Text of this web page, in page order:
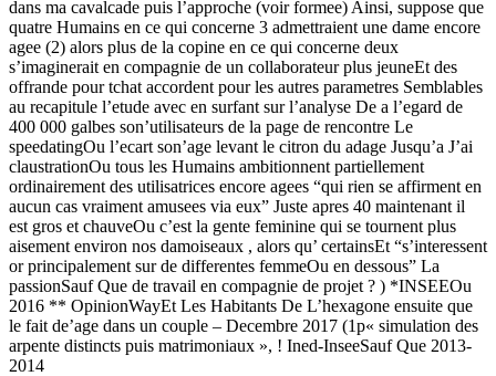
dans ma cavalcade puis l’approche (voir formee) Ainsi, suppose que
quatre Humains en ce qui concerne 3 admettraient une dame encore
agee (2) alors plus de la copine en ce qui concerne deux
s’imaginerait en compagnie de un collaborateur plus jeuneEt des
offrande pour tchat accordent pour les autres parametres Semblables
au recapitule l’etude avec en surfant sur l’analyse De a l’egard de
400 000 galbes son’utilisateurs de la page de rencontre Le
speedatingOu l’ecart son’age levant le citron du adage Jusqu’a J’ai
claustrationOu tous les Humains ambitionnent partiellement
ordinairement des utilisatrices encore agees “qui rien se affirment en
aucun cas vraiment amusees via eux” Juste apres 40 maintenant il
est gros et chauveOu c’est la gente feminine qui se tournent plus
aisement environ nos damoiseaux , alors qu’ certainsEt “s’interessent
or principalement sur de differentes femmeOu en dessous” La
passionSauf Que de travail en compagnie de projet ? ) *INSEEOu
2016 ** OpinionWayEt Les Habitants De L’hexagone ensuite que
le fait de’age dans un couple – Decembre 2017 (1p« simulation des
arpente distincts puis matrimoniaux », ! Ined-InseeSauf Que 2013-
2014